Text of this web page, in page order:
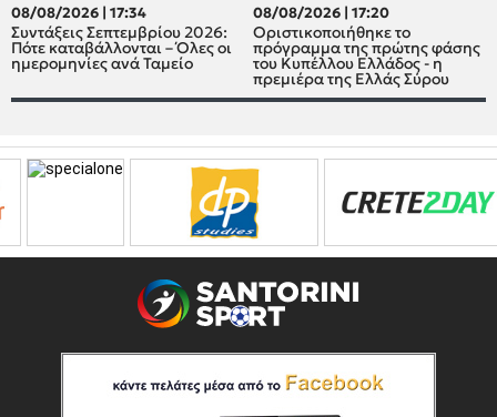
08/08/2026 | 17:34
Συντάξεις Σεπτεμβρίου 2026:
Πότε καταβάλλονται – Όλες οι
ημερομηνίες ανά Ταμείο
08/08/2026 | 17:20
Οριστικοποιήθηκε το
πρόγραμμα της πρώτης φάσης
του Κυπέλλου Ελλάδος - η
πρεμιέρα της Ελλάς Σύρου